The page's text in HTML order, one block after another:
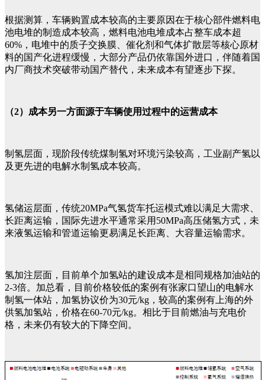
根据测算，车辆购置成本较高的主要原因在于核心部件燃料电
池电堆的制造成本较高，燃料电池电堆成本占整车成本超
60%，电堆中的质子交换膜、催化剂和气体扩散层等核心原材
料的国产化进程缓慢，大部分产品仍依靠国外进口，伴随着国
内厂商技术突破带动国产替代，未来成本有望逐步下探。
（2）成本另一方面源于车辆使用过程中的运营成本
制氢层面，现阶段传统煤制氢对环境污染较高，工业副产氢以
及更先进的电解水制氢成本较高。
氢储运层面，传统20MPa气氢货车托运模式难以满足大需求、
长距离运输，国际先进水平通常采用50MPa高压储氢方式，未
来液氢运输和管道运输更易满足长距离、大容量运输需求。
氢加注层面，目前单个加氢站的建设成本是相同规格加油站的
2-3倍。加总看，目前价格较低的案例有张家口望山的电解水
制氢一体站，加氢协议价为30元/kg，较高的案例有上海的外
供氢加氢站，价格在60-70元/kg。相比于目前燃油与充电价
格，未来仍有较大的下降空间。